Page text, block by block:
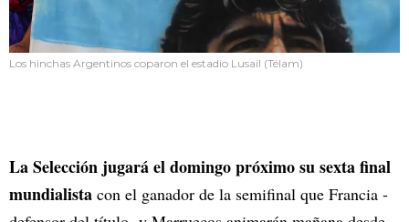
Los hinchas Argentinos coparon el estadio Lusail (Télam)
La Selección jugará el domingo próximo su sexta final
mundialista con el ganador de la semifinal que Francia -